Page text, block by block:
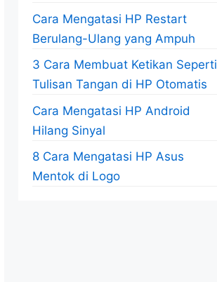
Cara Mengatasi HP Restart
Berulang-Ulang yang Ampuh
3 Cara Membuat Ketikan Seperti
Tulisan Tangan di HP Otomatis
Cara Mengatasi HP Android
Hilang Sinyal
8 Cara Mengatasi HP Asus
Mentok di Logo